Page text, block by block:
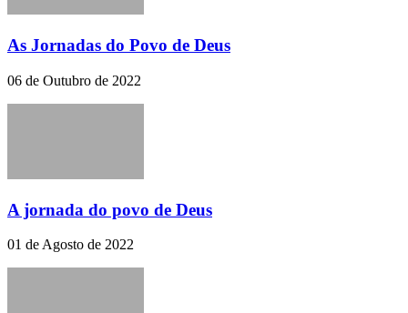
As Jornadas do Povo de Deus
06 de Outubro de 2022
A jornada do povo de Deus
01 de Agosto de 2022